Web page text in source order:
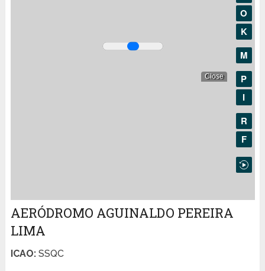
AERÓDROMO AGUINALDO PEREIRA
LIMA
ICAO:SSQC